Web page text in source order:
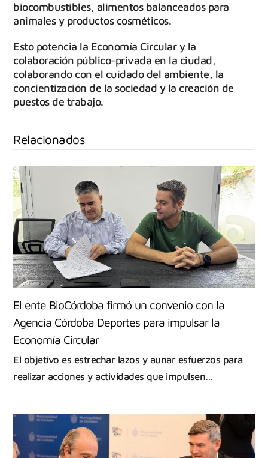
biocombustibles, alimentos balanceados para
animales y productos cosméticos.
Esto potencia la Economía Circular y la
colaboración público-privada en la ciudad,
colaborando con el cuidado del ambiente, la
concientización de la sociedad y la creación de
puestos de trabajo.
Relacionados
El ente BioCórdoba firmó un convenio con la
Agencia Córdoba Deportes para impulsar la
Economía Circular
El objetivo es estrechar lazos y aunar esfuerzos para
realizar acciones y actividades que impulsen…